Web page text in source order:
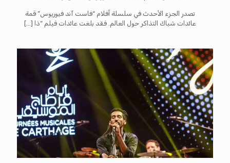
تصدر الجزء الأحدث في سلسلة أفلام “فاست آند فيوريوس” قمة
عائدات شباك التذاكر حول العالم. فقد بلغت عائدات فيلم “ذا […]